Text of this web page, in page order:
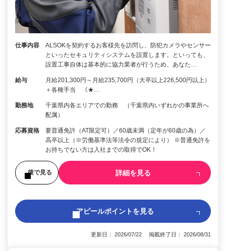
仕事内容
ALSOKを契約するお客様先を訪問し、防犯カメラやセンサー
といったセキュリティシステムを設置します。といっても、
設置工事自体は基本的に協力業者が行うため、あなた…
給与
月給201,300円～月給235,700円（大卒以上226,500円以上）
＋各種手当 《★…
勤務地
千葉県内各エリアでの勤務 （千葉県内いずれかの事業所へ
配属）
応募資格
要普通免許（AT限定可）／60歳未満（定年が60歳の為）／
高卒以上（※労働基準法等法令の規定により） ※普通免許を
お持ちでない方は入社までの取得でOK！
後で見る 詳細を見る
アピールポイントを見る
更新日： 2026/07/22 掲載終了日： 2026/08/31